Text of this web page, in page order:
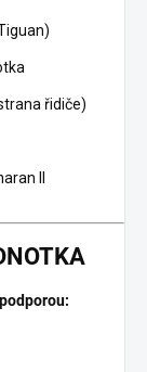
řidiče)
II